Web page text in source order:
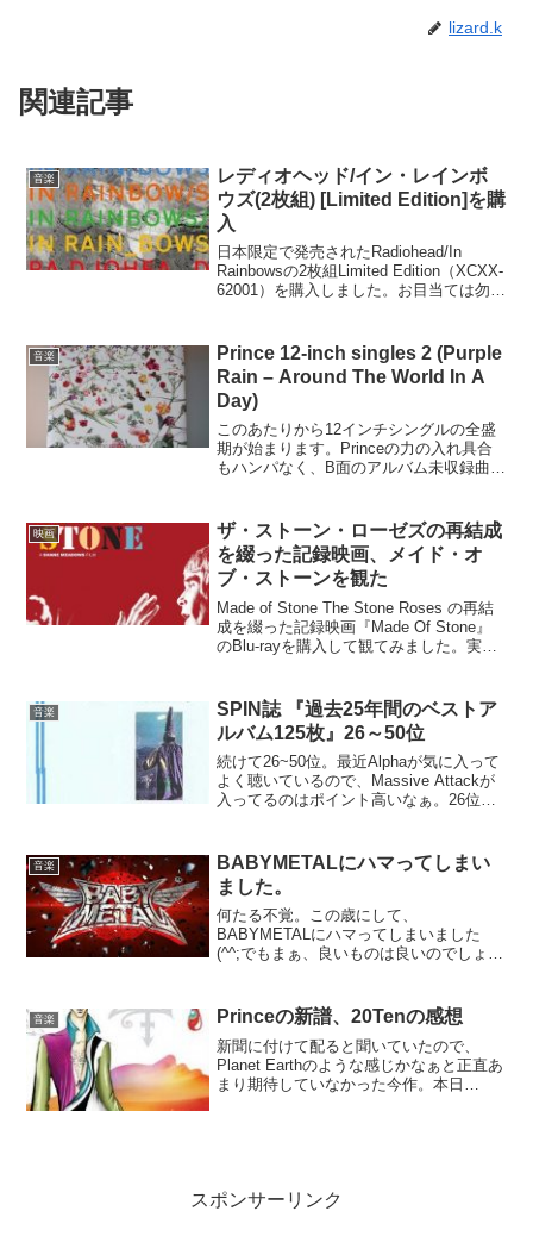
lizard.k
関連記事
音楽
レディオヘッド/イン・レインボ
ウズ(2枚組) [Limited Edition]を購
入
日本限定で発売されたRadiohead/In
Rainbowsの2枚組Limited Edition（XCXX-
62001）を購入しました。お目当ては勿
手できなかった...
音楽
Prince 12-inch singles 2 (Purple
Rain – Around The World In A
Day)
このあたりから12インチシングルの全盛
期が始まります。Princeの力の入れ具合
もハンパなく、B面のアルバム未収録曲に
青：ロングバージョン、リミックス等
Taken Fr...
映画
ザ・ストーン・ローゼズの再結成
を綴った記録映画、メイド・オ
ブ・ストーンを観た
Made of Stone The Stone Roses の再結
成を綴った記録映画『Made Of Stone』
のBlu-rayを購入して観てみました。実は
すね (^^...
音楽
SPIN誌 『過去25年間のベストア
ルバム125枚』26～50位
続けて26~50位。最近Alphaが気に入って
よく聴いているので、Massive Attackが
入ってるのはポイント高いなぁ。26位
音楽
BABYMETALにハマってしまい
ました。
何たる不覚。この歳にして、
BABYMETALにハマってしまいました
(^^;でもまぁ、良いものは良いのでしょう
える人ってすごいと思います。振り付け
はあのPerfumeと...
音楽 Princeの新譜、20Tenの感想
新聞に付けて配ると聞いていたので、
Planet Earthのような感じかなぁと正直あ
まり期待していなかった今作。本日
スポンサーリンク